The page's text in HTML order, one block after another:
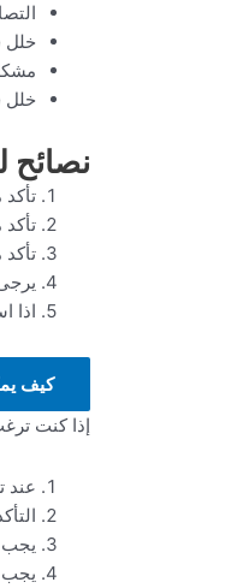
خلل
خلل
نصائح
تأكد من ترك
اذا
كيف
إذا كنت
عند
يجب
يجب